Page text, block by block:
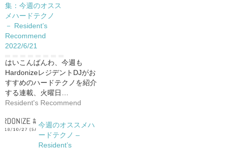
集：今週のオスス
メハードテクノ
－ Resident’s
Recommend
2022/6/21
はいこんばんわ、今週も
HardonizeレジデントDJがお
すすめのハードテクノを紹介
する連載、火曜日…
Resident's Recommend
今週のオススメハ
ードテクノ –
Resident’s